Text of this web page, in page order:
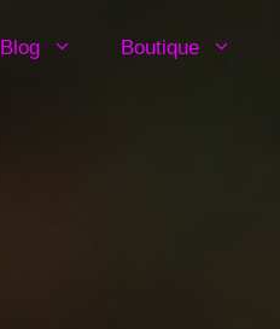
Blog Boutique